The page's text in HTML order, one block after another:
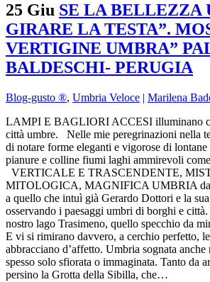
25 Giu SE LA BELLEZZA
GIRARE LA TESTA”.
VERTIGINE UMBRA”
BALDESCHI- PERUGIA
Blog-gusto ®, Umbria Veloce | Marilena
LAMPI E BAGLIORI ACCESI illuminano
città umbre. Nelle mie peregrinazioni nella
di notare forme eleganti e vigorose di
pianure e colline fiumi laghi ammirevoli
VERTICALE E TRASCENDENTE,
MITOLOGICA, MAGNIFICA UMBRIA
a quello che intuì già Gerardo Dottori e la
osservando i paesaggi umbri di borghi e
nostro lago Trasimeno, quello specchio da
E vi si rimirano davvero, a cerchio perfetto,
abbracciano d’affetto. Umbria sognata
spesso solo sfiorata o immaginata. Tanto da
persino la Grotta della Sibilla, che…